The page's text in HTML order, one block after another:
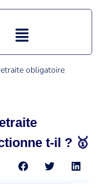
obligatoire
t-il ? 🥇